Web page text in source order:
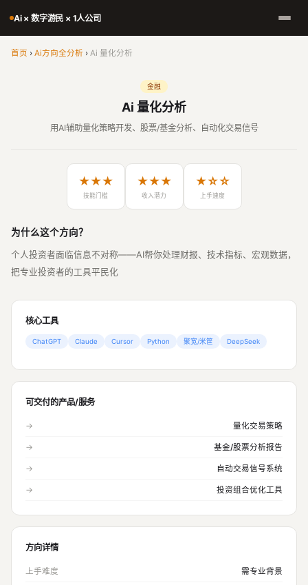
Ai × 数字游民 × 1人公司
首页 › Ai方向全分析 › Ai 量化分析
金融
Ai 量化分析
用AI辅助量化策略开发、股票/基金分析、自动化交易信号
★★★
技能门槛
★★★
收入潜力
★☆☆
上手速度
为什么这个方向？
个人投资者面临信息不对称——AI帮你处理财报、技术指标、宏观数据，
把专业投资者的工具平民化
核心工具
ChatGPT Claude Cursor Python 聚宽/米筐 DeepSeek
可交付的产品/服务
→ 量化交易策略
→ 基金/股票分析报告
→ 自动交易信号系统
→ 投资组合优化工具
方向详情
上手难度 需专业背景